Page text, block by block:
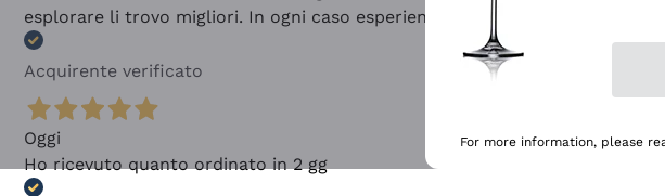
esplorare li trovo migliori. In ogni caso esperienza buona e lo consiglio! 👍
Acquirente verificato
Oggi
Ho ricevuto quanto ordinato in 2 gg
For more information, please